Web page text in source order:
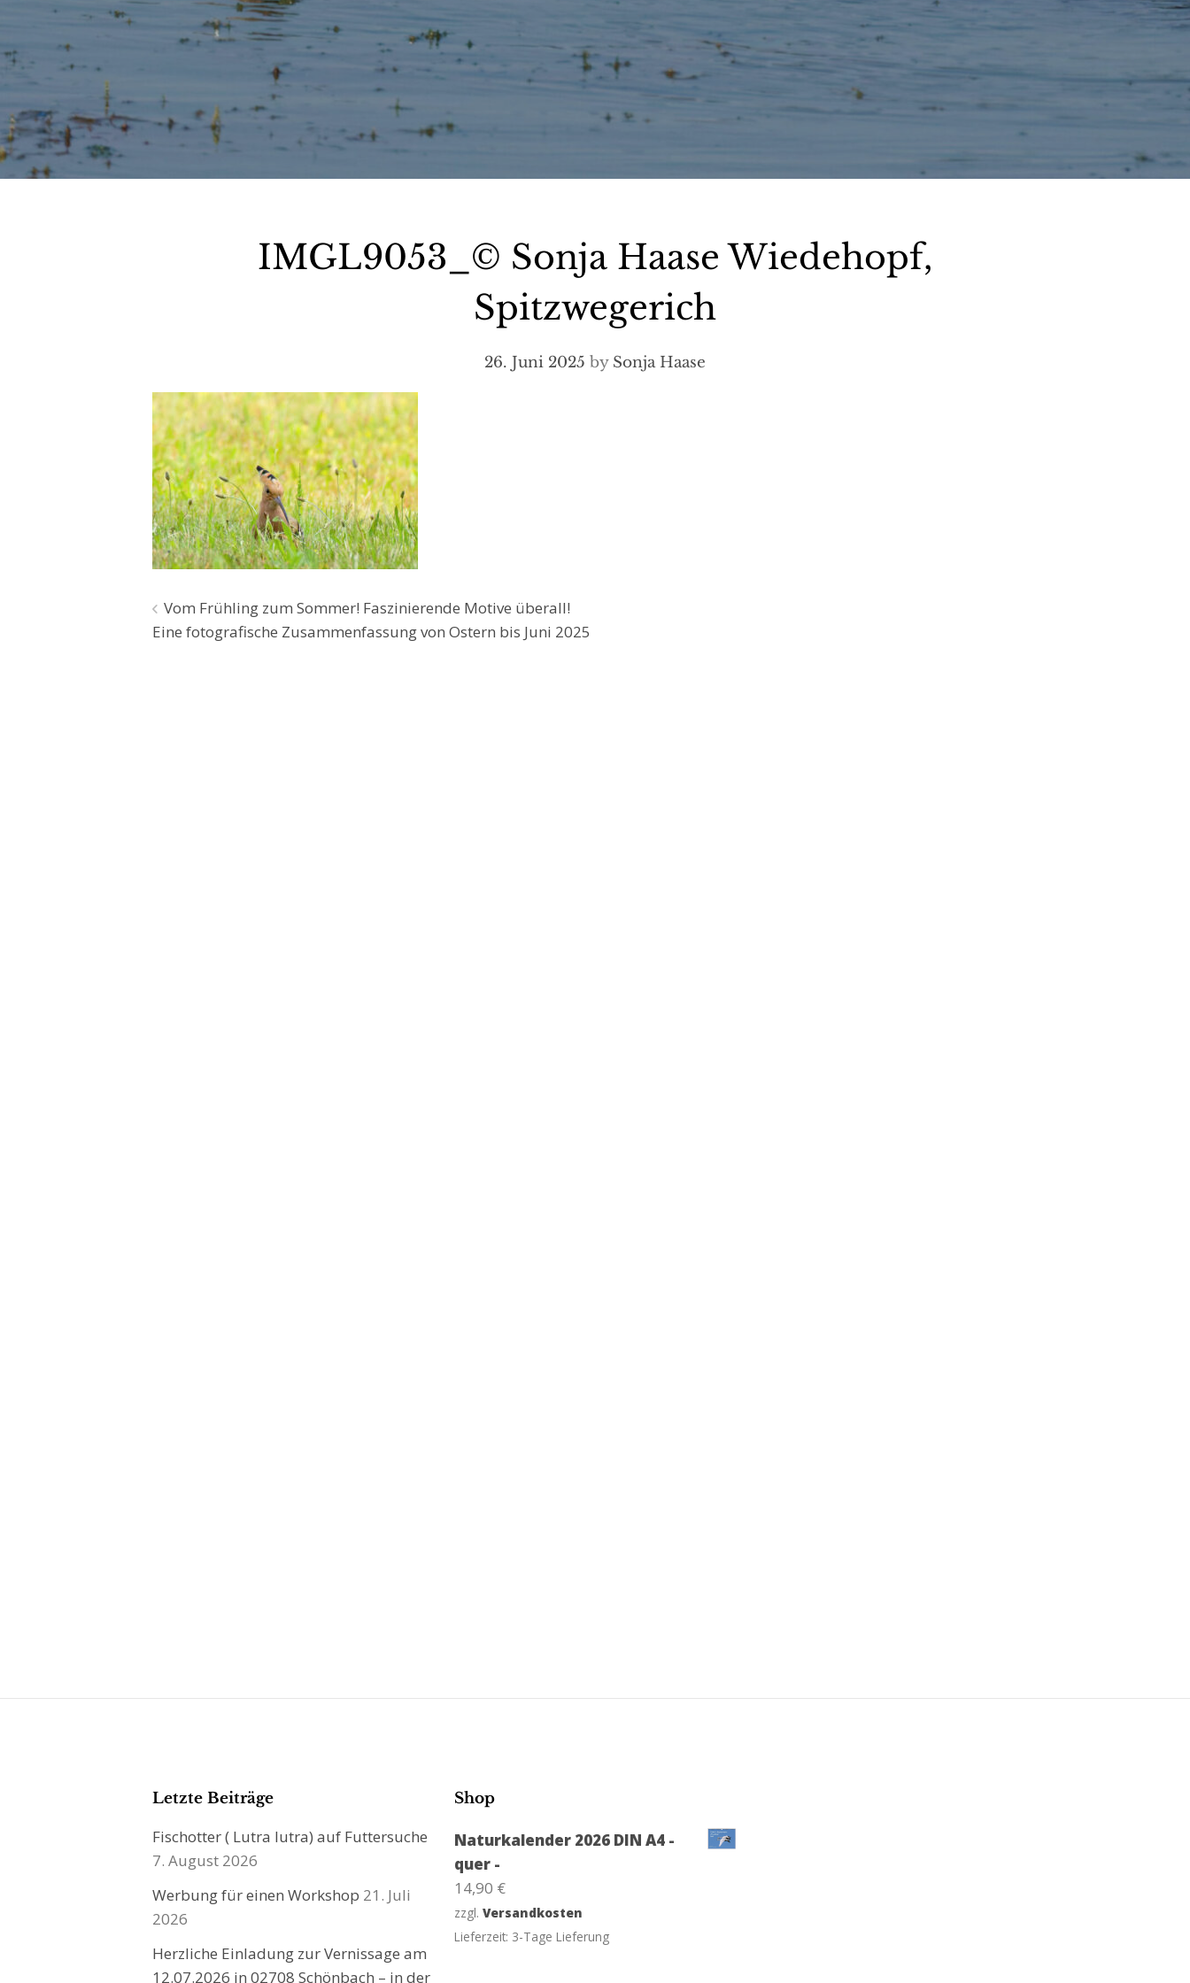
IMGL9053_© Sonja Haase Wiedehopf,
Spitzwegerich
26. Juni 2025 by Sonja Haase
Beitragsnavigation
Vom Frühling zum Sommer! Faszinierende Motive überall!
Eine fotografische Zusammenfassung von Ostern bis Juni 2025
Letzte Beiträge
Fischotter ( Lutra lutra) auf Futtersuche
7. August 2026
Werbung für einen Workshop 21. Juli
2026
Herzliche Einladung zur Vernissage am
12.07.2026 in 02708 Schönbach – in der
Shop
Naturkalender 2026 DIN A4 -
quer -
14,90 €
zzgl.Versandkosten
Lieferzeit: 3-Tage Lieferung